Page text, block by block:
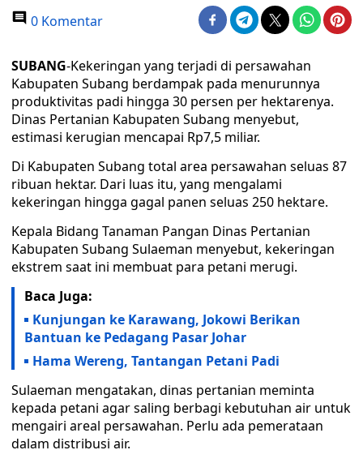
0 Komentar
SUBANG-Kekeringan yang terjadi di persawahan
Kabupaten Subang berdampak pada menurunnya
produktivitas padi hingga 30 persen per hektarenya.
Dinas Pertanian Kabupaten Subang menyebut,
estimasi kerugian mencapai Rp7,5 miliar.
Di Kabupaten Subang total area persawahan seluas 87
ribuan hektar. Dari luas itu, yang mengalami
kekeringan hingga gagal panen seluas 250 hektare.
Kepala Bidang Tanaman Pangan Dinas Pertanian
Kabupaten Subang Sulaeman menyebut, kekeringan
ekstrem saat ini membuat para petani merugi.
Baca Juga:
Kunjungan ke Karawang, Jokowi Berikan
Bantuan ke Pedagang Pasar Johar
Hama Wereng, Tantangan Petani Padi
Sulaeman mengatakan, dinas pertanian meminta
kepada petani agar saling berbagi kebutuhan air untuk
mengairi areal persawahan. Perlu ada pemerataan
dalam distribusi air.